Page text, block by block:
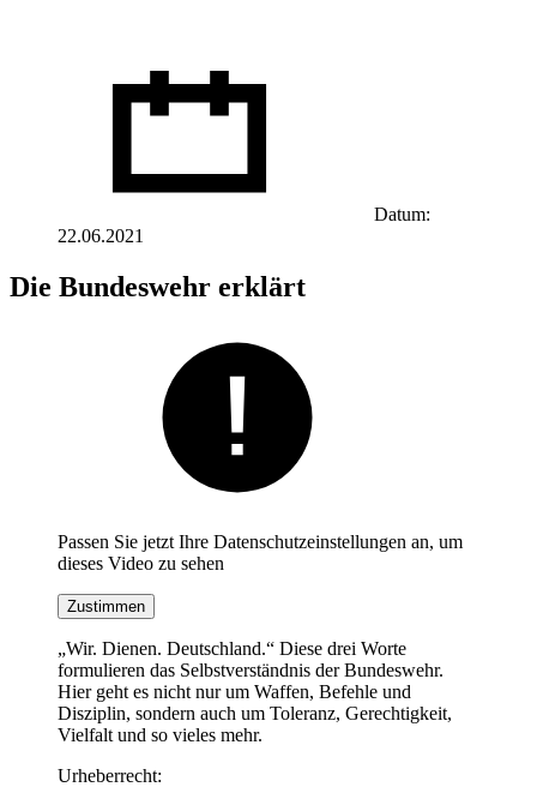
Datum:
22.06.2021
Die Bundeswehr erklärt
Passen Sie jetzt Ihre Datenschutzeinstellungen an, um
dieses Video zu sehen
Zustimmen
„Wir. Dienen. Deutschland.“ Diese drei Worte
formulieren das Selbstverständnis der Bundeswehr.
Hier geht es nicht nur um Waffen, Befehle und
Disziplin, sondern auch um Toleranz, Gerechtigkeit,
Vielfalt und so vieles mehr.
Urheberrecht: